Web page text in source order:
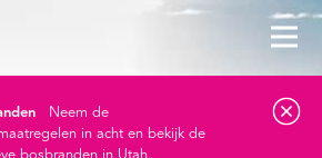
Neem de
in acht en bekijk de